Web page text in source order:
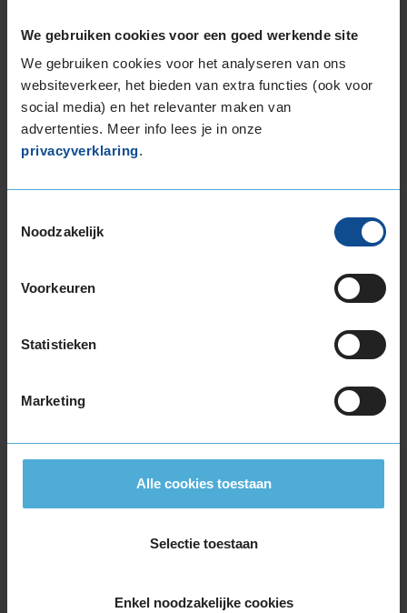
We gebruiken cookies voor een goed werkende site
We gebruiken cookies voor het analyseren van ons
websiteverkeer, het bieden van extra functies (ook voor
social media) en het relevanter maken van
advertenties. Meer info lees je in onze
privacyverklaring.
Noodzakelijk
Voorkeuren
Statistieken
Marketing
Alle cookies toestaan
Selectie toestaan
Enkel noodzakelijke cookies
235/65R17 108H EXTRALOAD
245/55R17 106H EXTRALOAD
265/65R17 116H EXTRALOAD
18-inch banden
215/45R18 93V EXTRALOAD
215/55R18 99V EXTRALOAD
225/45R18 95V EXTRALOAD
225/55R18 102V EXTRALOAD